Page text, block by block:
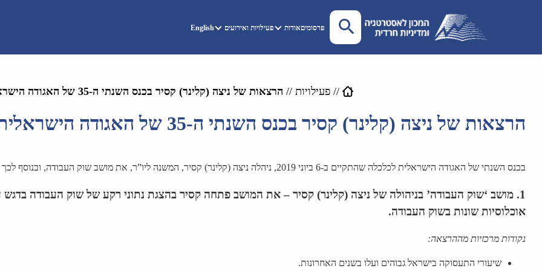
פרסומיםאודות פעילויות ואירועים English
//פעילויות // הרצאות של ניצה (קלינר) קסיר בכנס השנתי ה-35 של האגודה הישראלית לכלכלה, 2019
הרצאות של ניצה (קלינר) קסיר בכנס השנתי ה-35 של האגודה הישראלית לכלכלה, 2019
בכנס השנתי של האגודה הישראלית לכלכלה שהתקיים ב-6 ביוני 2019, ניהלה ניצה (קלינר) קסיר, המשנה ליו”ר, את מושב שוק העבודה, ובנוסף לכך הציגה מחקר במושב “כלכלת התפתחות והמזרח התיכון”
1. מושב ‘שוק העבודה’ בניהולה של ניצה (קלינר) קסיר – את המושב פתחה קסיר בהצגת נתוני רקע של שוק העבודה
אוכלוסיות שונות בשוק העבודה.
נקודות מרכזיות מההרצאה:
שיעורי התעסוקה בישראל גבוהים ועלו בשנים האחרונות.